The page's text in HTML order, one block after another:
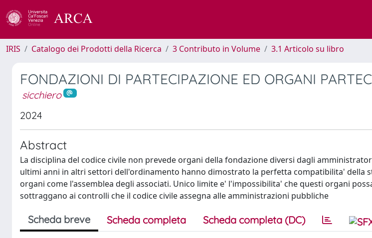
IRIS Catalogo dei Prodotti della Ricerca 3 Contributo in Volume 3.1 Articolo su libro
FONDAZIONI DI PARTECIPAZIONE ED ORGANI
sicchiero
2024
Abstract
La disciplina del codice civile non prevede organi della fondazione diversi dagli
ultimi anni in altri settori dell'ordinamento hanno dimostrato la perfetta compatibilita' della
organi come l'assemblea degli associati. Unico limite e' l'impossibilita' che questi organi
sottraggano ai controlli che il codice civile assegna alle amministrazioni pubbliche
Scheda breve Scheda completa Scheda completa (DC)